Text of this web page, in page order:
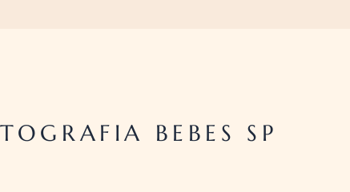
BEBES SP